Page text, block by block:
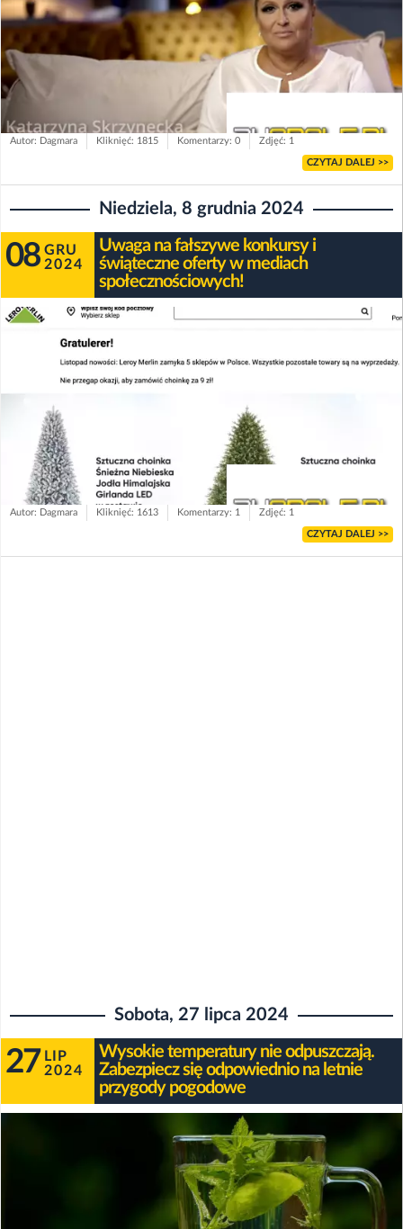
Autor: Dagmara Kliknięć: 1815 Komentarzy: 0 Zdjęć: 1
CZYTAJ DALEJ >>
Niedziela, 8 grudnia 2024
08 GRU
2024
Uwaga na fałszywe konkursy i
świąteczne oferty w mediach
społecznościowych!
Autor: Dagmara Kliknięć: 1613 Komentarzy: 1 Zdjęć: 1
CZYTAJ DALEJ >>
Sobota, 27 lipca 2024
27 LIP
2024
Wysokie temperatury nie odpuszczają.
Zabezpiecz się odpowiednio na letnie
przygody pogodowe